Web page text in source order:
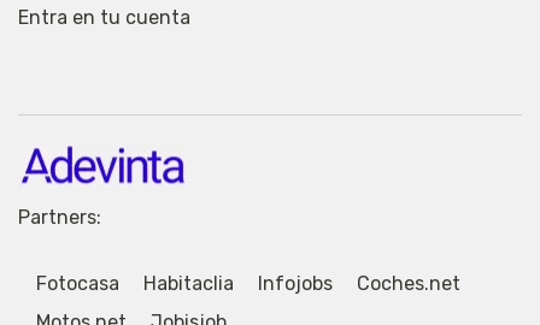
Entra en tu cuenta
Partners:
Fotocasa Habitaclia Infojobs
Coches.net